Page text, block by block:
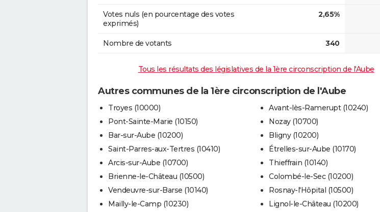
Votes nuls (en pourcentage des votes
exprimés)
2,65%
Nombre de votants 340
Tous les résultats des législatives de la 1ère circonscription de l'Aube
Autres communes de la 1ère circonscription de l'Aube
Troyes (10000)
Pont-Sainte-Marie (10150)
Bar-sur-Aube (10200)
Saint-Parres-aux-Tertres (10410)
Arcis-sur-Aube (10700)
Brienne-le-Château (10500)
Vendeuvre-sur-Barse (10140)
Mailly-le-Camp (10230)
Avant-lès-Ramerupt (10240)
Nozay (10700)
Bligny (10200)
Étrelles-sur-Aube (10170)
Thieffrain (10140)
Colombé-le-Sec (10200)
Rosnay-l'Hôpital (10500)
Lignol-le-Château (10200)